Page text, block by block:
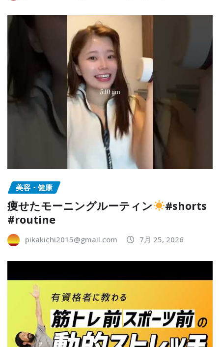
美容・健康
痩せたモーニングルーティン
#shorts
#routine
pikakichi2015@gmail.com 7月 25, 2026